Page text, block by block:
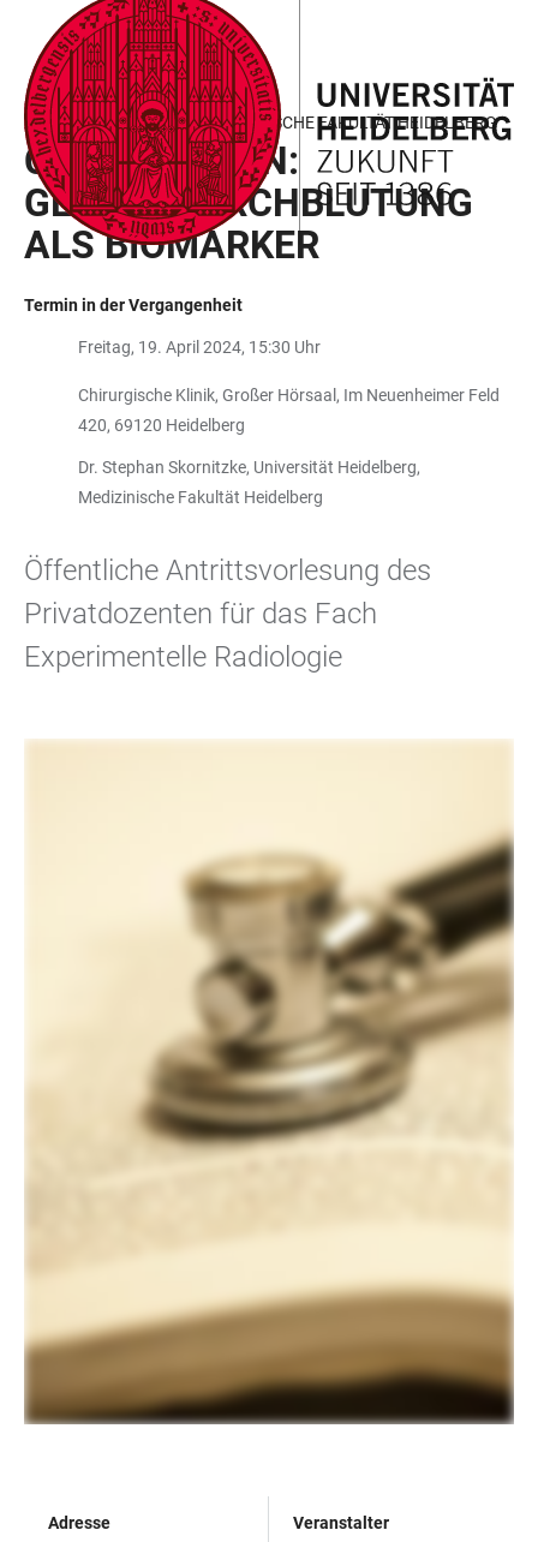
LINKS
ZUR
BARRIEREFREIHEIT
ZUM
HAUPTINHALT
HAUPTNAVIGATION
ÖFFNEN
WEBSEITENSUCHE
ÖFFNEN
ANTRITTSVORLESUNG MEDIZINISCHE FAKULTÄT HEIDELBERG
CT PERFUSION:
GEWEBEDURCHBLUTUNG
ALS BIOMARKER
Termin in der Vergangenheit
Freitag, 19. April 2024, 15:30 Uhr
Chirurgische Klinik, Großer Hörsaal, Im Neuenheimer Feld
420, 69120 Heidelberg
Dr. Stephan Skornitzke, Universität Heidelberg,
Medizinische Fakultät Heidelberg
Öffentliche Antrittsvorlesung des
Privatdozenten für das Fach
Experimentelle Radiologie
Adresse
Veranstalter